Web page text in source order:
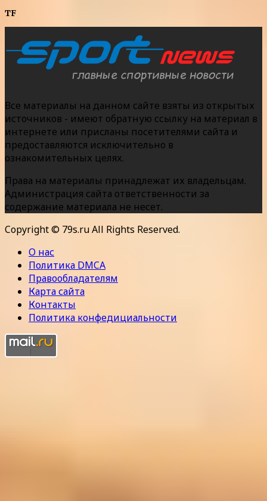
TF
Все материалы на данном сайте взяты из открытых
источников - имеют обратную ссылку на материал в
интернете или присланы посетителями сайта и
предоставляются исключительно в
ознакомительных целях.
Права на материалы принадлежат их владельцам.
Администрация сайта ответственности за
содержание материала не несет.
Copyright © 79s.ru All Rights Reserved.
О нас
Политика DMCA
Правообладателям
Карта сайта
Контакты
Политика конфедициальности